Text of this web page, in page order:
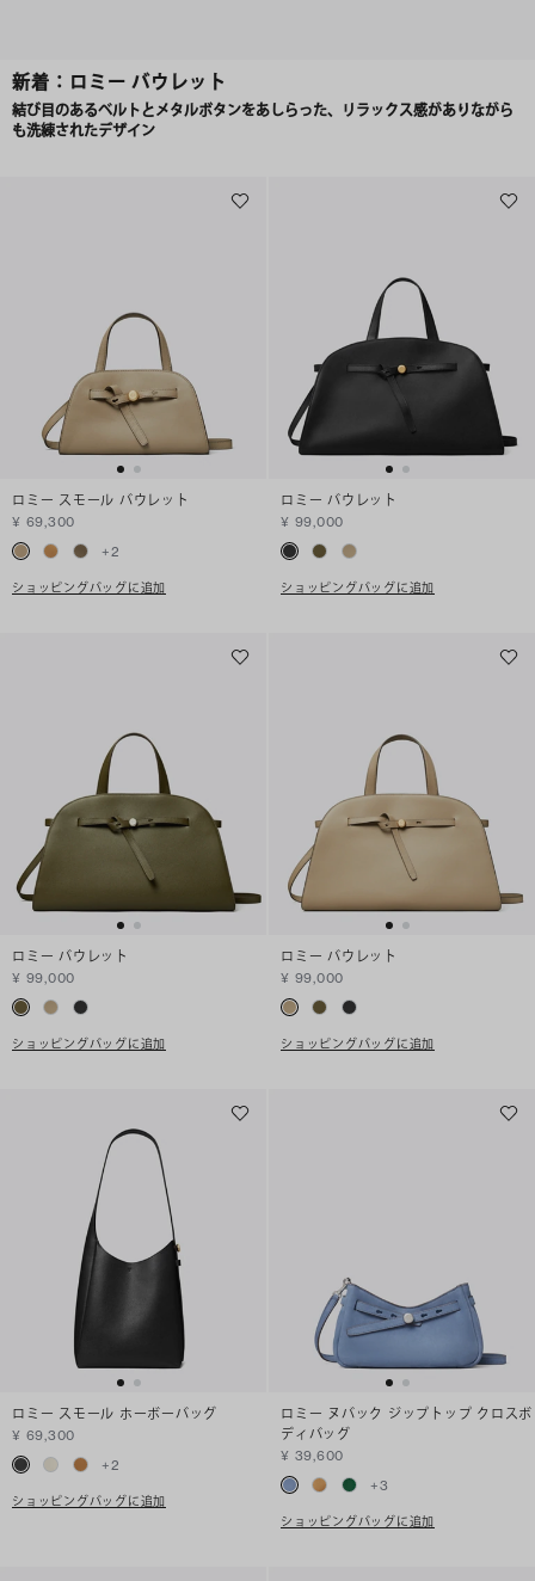
新着：ロミー バウレット
結び目のあるベルトとメタルボタンをあしらった、リラックス感がありながら
も洗練されたデザイン
ロミー スモール バウレット
¥ 69,300
+2
ショッピングバッグに追加
ロミー バウレット
¥ 99,000
ショッピングバッグに追加
ロミー バウレット
¥ 99,000
ショッピングバッグに追加
ロミー バウレット
¥ 99,000
ショッピングバッグに追加
ロミー スモール ホーボーバッグ
¥ 69,300
+2
ショッピングバッグに追加
ロミー ヌバック ジップトップ クロスボ
ディバッグ
¥ 39,600
+3
ショッピングバッグに追加